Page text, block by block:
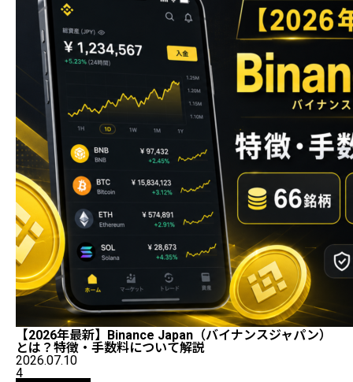
【2026年最新】Binance Japan（バイナンスジャパン）
とは？特徴・手数料について解説
2026.07.10
4